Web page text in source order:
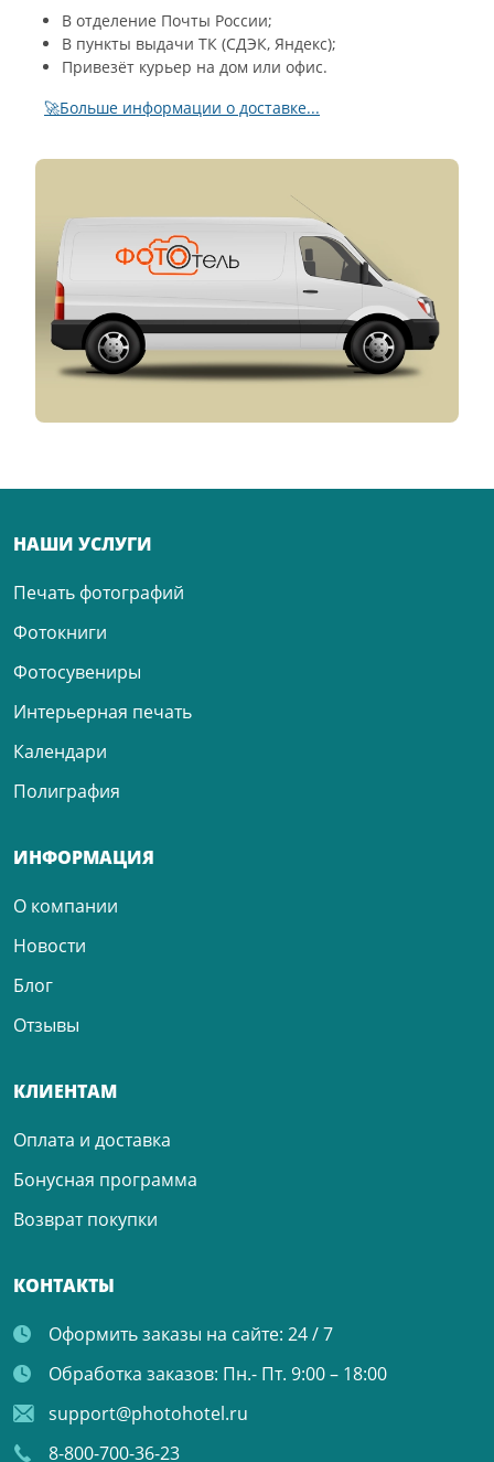
В отделение Почты России;
В пункты выдачи ТК (СДЭК, Яндекс);
Привезёт курьер на дом или офис.
🚀Больше информации о доставке...
НАШИ УСЛУГИ
Печать фотографий
Фотокниги
Фотосувениры
Интерьерная печать
Календари
Полиграфия
ИНФОРМАЦИЯ
О компании
Новости
Блог
Отзывы
КЛИЕНТАМ
Оплата и доставка
Бонусная программа
Возврат покупки
КОНТАКТЫ
Оформить заказы на сайте: 24 / 7
Обработка заказов: Пн.- Пт. 9:00 – 18:00
support@photohotel.ru
8-800-700-36-23